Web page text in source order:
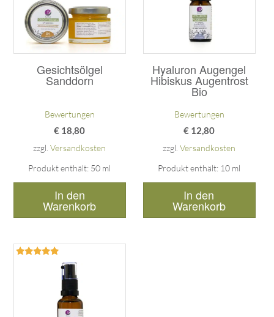
Gesichtsölgel
Sanddorn
Bewertungen
€ 18,80
zzgl.Versandkosten
Produkt enthält: 50 ml
In den
Warenkorb
Hyaluron Augengel
Hibiskus Augentrost
Bio
Bewertungen
€ 12,80
zzgl.Versandkosten
Produkt enthält: 10 ml
In den
Warenkorb